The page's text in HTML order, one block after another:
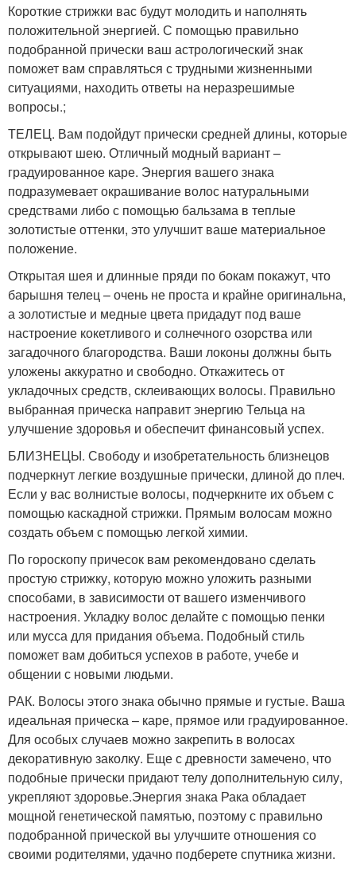
Короткие стрижки вас будут молодить и наполнять
положительной энергией. С помощью правильно
подобранной прически ваш астрологический знак
поможет вам справляться с трудными жизненными
ситуациями, находить ответы на неразрешимые
вопросы.;
ТЕЛЕЦ. Вам подойдут прически средней длины, которые
открывают шею. Отличный модный вариант –
градуированное каре. Энергия вашего знака
подразумевает окрашивание волос натуральными
средствами либо с помощью бальзама в теплые
золотистые оттенки, это улучшит ваше материальное
положение.
Открытая шея и длинные пряди по бокам покажут, что
барышня телец – очень не проста и крайне оригинальна,
а золотистые и медные цвета придадут под ваше
настроение кокетливого и солнечного озорства или
загадочного благородства. Ваши локоны должны быть
уложены аккуратно и свободно. Откажитесь от
укладочных средств, склеивающих волосы. Правильно
выбранная прическа направит энергию Тельца на
улучшение здоровья и обеспечит финансовый успех.
БЛИЗНЕЦЫ. Свободу и изобретательность близнецов
подчеркнут легкие воздушные прически, длиной до плеч.
Если у вас волнистые волосы, подчеркните их объем с
помощью каскадной стрижки. Прямым волосам можно
создать объем с помощью легкой химии.
По гороскопу причесок вам рекомендовано сделать
простую стрижку, которую можно уложить разными
способами, в зависимости от вашего изменчивого
настроения. Укладку волос делайте с помощью пенки
или мусса для придания объема. Подобный стиль
поможет вам добиться успехов в работе, учебе и
общении с новыми людьми.
РАК. Волосы этого знака обычно прямые и густые. Ваша
идеальная прическа – каре, прямое или градуированное.
Для особых случаев можно закрепить в волосах
декоративную заколку. Еще с древности замечено, что
подобные прически придают телу дополнительную силу,
укрепляют здоровье.Энергия знака Рака обладает
мощной генетической памятью, поэтому с правильно
подобранной прической вы улучшите отношения со
своими родителями, удачно подберете спутника жизни.